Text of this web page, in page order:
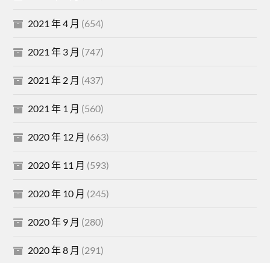
2021 年 4 月 (654)
2021 年 3 月 (747)
2021 年 2 月 (437)
2021 年 1 月 (560)
2020 年 12 月 (663)
2020 年 11 月 (593)
2020 年 10 月 (245)
2020 年 9 月 (280)
2020 年 8 月 (291)